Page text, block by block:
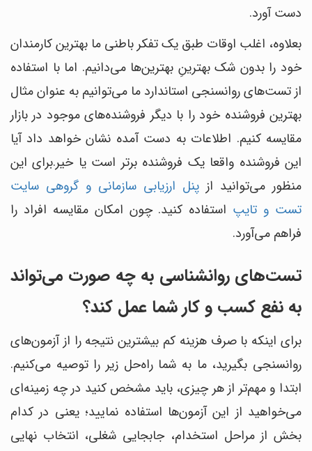
دست آورد.
بعلاوه، اغلب اوقات طبق یک تفکر باطنی ما بهترین کارمندان
خود را بدون شک بهترینِ بهترین‌ها می‌دانیم. اما با استفاده
از تست‌های روانسنجی استاندارد ما می‌توانیم به عنوان مثال
بهترین فروشنده خود را با دیگر فروشنده‌های موجود در بازار
مقایسه کنیم. اطلاعات به دست آمده نشان خواهد داد آیا
این فروشنده واقعا یک فروشنده برتر است یا خیر.برای این
منظور می‌توانید از پنل ارزیابی سازمانی و گروهی سایت
تست و تایپ استفاده کنید. چون امکان مقایسه افراد را
فراهم می‌آورد.
تست‌های روانشناسی به چه صورت می‌تواند
به نفع کسب و کار شما عمل کند؟
برای اینکه با صرف هزینه کم بیشترین نتیجه را از آزمون‌های
روانسنجی بگیرید، ما به شما راه‌حل زیر را توصیه می‎‌کنیم.
ابتدا و مهم‌‎تر از هر چیزی، باید مشخص کنید در چه زمینه‌ای
می‌خواهید از این آزمون‎‌ها استفاده نمایید؛ یعنی در کدام
بخش از مراحل استخدام، جابجایی شغلی، انتخاب نهایی